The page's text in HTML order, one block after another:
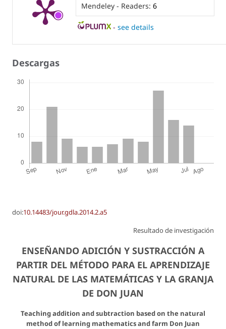
Mendeley - Readers: 6
- see details
Descargas
doi:10.14483/jour.gdla.2014.2.a5
Resultado de investigación
ENSEÑANDO ADICIÓN Y SUSTRACCIÓN A
PARTIR DEL MÉTODO PARA EL APRENDIZAJE
NATURAL DE LAS MATEMÁTICAS Y LA GRANJA
DE DON JUAN
Teaching addition and subtraction based on the natural
method of learning mathematics and farm Don Juan